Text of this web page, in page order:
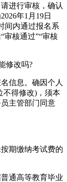
进行审核，确认
年1月19日
间内通过报名系
审核通过”“审核
修改吗?
信息。确因个人
不得修改)，须本
主管部门同意
期缴纳考试费的
通高等教育毕业